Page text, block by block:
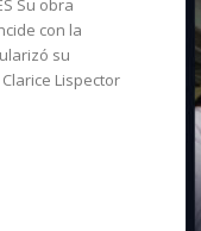
Su obra
con la
su
Lispector